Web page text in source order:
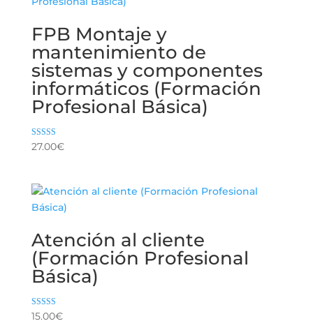
FPB Montaje y
mantenimiento de
sistemas y componentes
informáticos (Formación
Profesional Básica)
Valorado con
5.00
27.00€
Atención al cliente
(Formación Profesional
Básica)
Valorado con
5.00
15.00€